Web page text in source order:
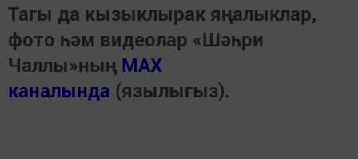
Тагы да кызыклырак яңалыклар,
фото һәм видеолар «Шәһри
Чаллы»ның MAX
каналында (язылыгыз).